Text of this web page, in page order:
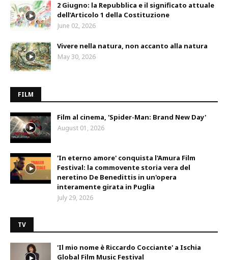
2 Giugno: la Repubblica e il significato attuale
dell’Articolo 1 della Costituzione
June 02, 2026
Vivere nella natura, non accanto alla natura
May 30, 2026
FILM
Film al cinema, 'Spider-Man: Brand New Day'
August 01, 2026
'In eterno amore' conquista l'Amura Film
Festival: la commovente storia vera del
neretino De Benedittis in un'opera
interamente girata in Puglia
July 29, 2026
TV
'Il mio nome è Riccardo Cocciante' a Ischia
Global Film Music Festival